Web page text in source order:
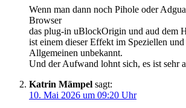
Wenn man dann noch Pihole oder
Browser
das plug-in uBlockOrigin und aud dem
ist einem dieser Effekt im Speziellen
Allgemeinen unbekannt.
Und der Aufwand lohnt sich, es ist sehr
Katrin Mämpel sagt:
10. Mai 2026 um 09:20 Uhr